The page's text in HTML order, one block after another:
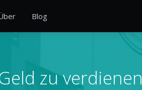
Blog
zu verdienen